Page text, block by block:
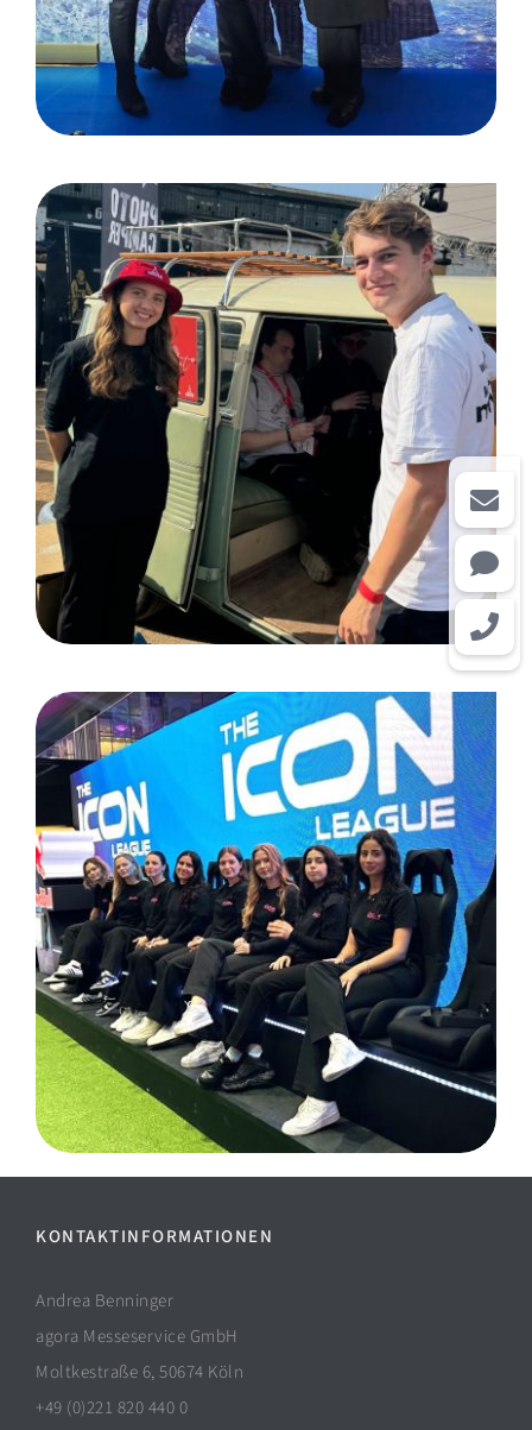
DEUTZ AG Köln, Employee
Festival
The Icon League: Düsseldorf
KONTAKTINFORMATIONEN
Andrea Benninger
agora Messeservice GmbH
Moltkestraße 6, 50674 Köln
+49 (0)221 820 440 0